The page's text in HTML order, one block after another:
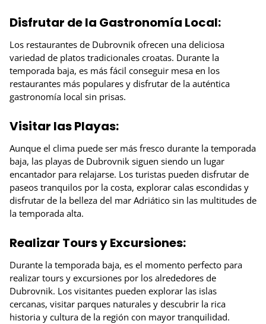
Disfrutar de la Gastronomía Local:
Los restaurantes de Dubrovnik ofrecen una deliciosa
variedad de platos tradicionales croatas. Durante la
temporada baja, es más fácil conseguir mesa en los
restaurantes más populares y disfrutar de la auténtica
gastronomía local sin prisas.
Visitar las Playas:
Aunque el clima puede ser más fresco durante la temporada
baja, las playas de Dubrovnik siguen siendo un lugar
encantador para relajarse. Los turistas pueden disfrutar de
paseos tranquilos por la costa, explorar calas escondidas y
disfrutar de la belleza del mar Adriático sin las multitudes de
la temporada alta.
Realizar Tours y Excursiones:
Durante la temporada baja, es el momento perfecto para
realizar tours y excursiones por los alrededores de
Dubrovnik. Los visitantes pueden explorar las islas
cercanas, visitar parques naturales y descubrir la rica
historia y cultura de la región con mayor tranquilidad.